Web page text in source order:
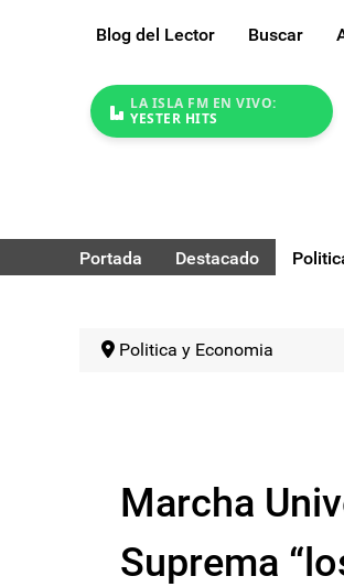
Blog del Lector Buscar
LA ISLA FM EN VIVO:
YESTER HITS
Portada Destacado
Politica y Economia
Marcha
Suprema